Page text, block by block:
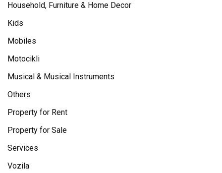
Household, Furniture & Home Decor
Kids
Mobiles
Motocikli
Musical & Musical Instruments
Others
Property for Rent
Property for Sale
Services
Vozila